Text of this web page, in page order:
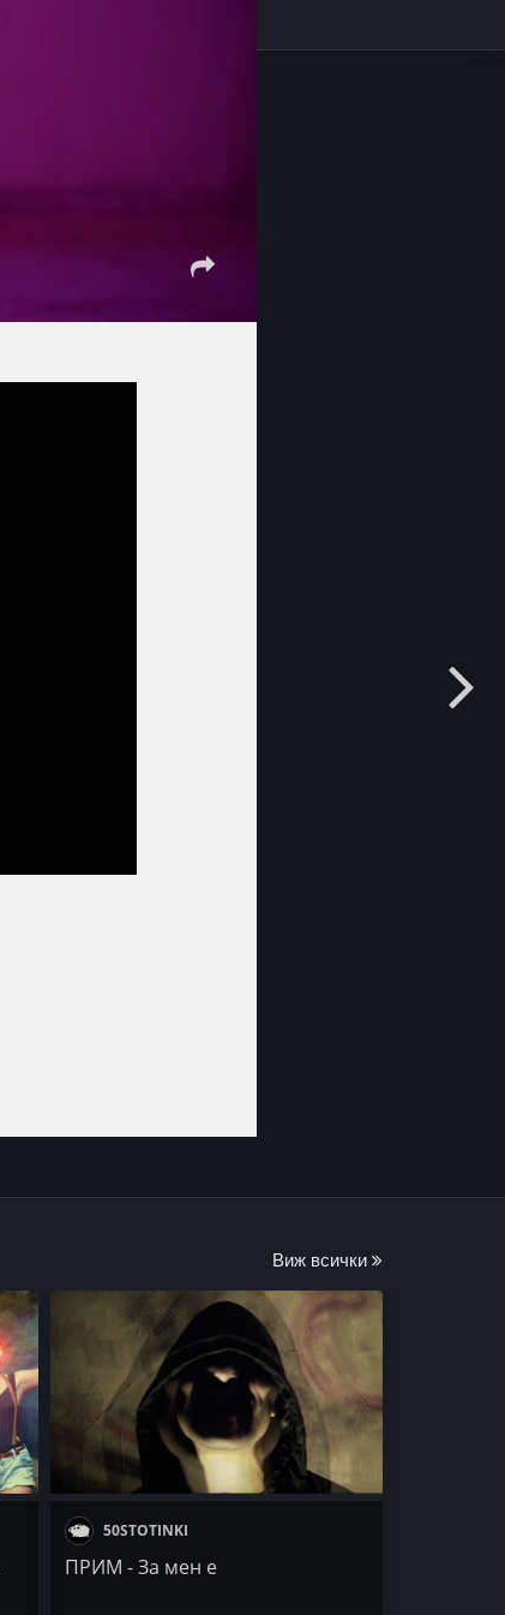
Виж всички
50STOTINKI
ПРИМ - За мен е